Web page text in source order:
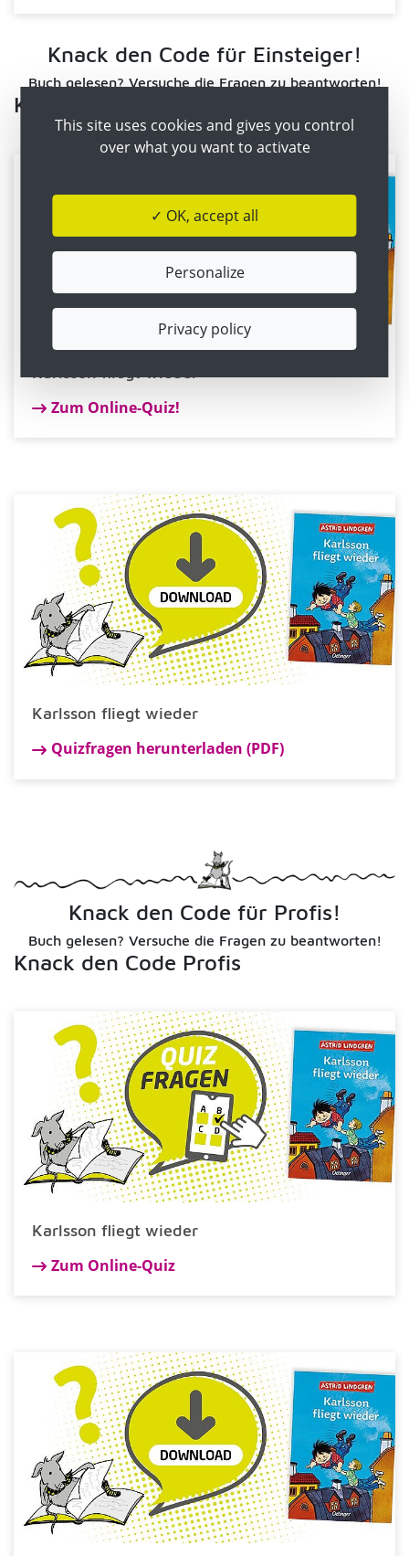
Knack den Code für Einsteiger!
Buch gelesen? Versuche die Fragen zu beantworten!
Knack den Code
Zum Online-Quiz!
Karlsson fliegt wieder
Quizfragen herunterladen (PDF)
Knack den Code für Profis!
Buch gelesen? Versuche die Fragen zu beantworten!
Knack den Code Profis
Karlsson fliegt wieder
Zum Online-Quiz
This site uses cookies and gives you control
over what you want to activate
✓ OK, accept all
Personalize
Privacy policy